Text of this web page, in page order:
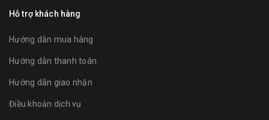
Hỗ trợ khách hàng
Hướng dẫn mua hàng
Hướng dẫn thanh toán
Hướng dẫn giao nhận
Điều khoản dịch vụ